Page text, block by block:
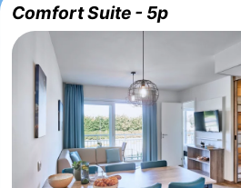
Comfort Suite - 5p